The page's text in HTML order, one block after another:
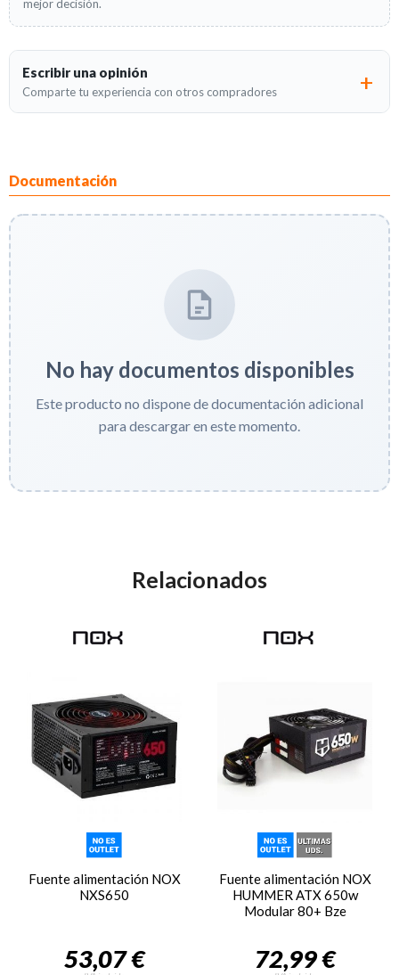
mejor decisión.
Escribir una opinión
Comparte tu experiencia con otros compradores
Documentación
No hay documentos disponibles
Este producto no dispone de documentación adicional
para descargar en este momento.
Relacionados
Fuente alimentación NOX
NXS650
53,07 €
Fuente alimentación NOX
HUMMER ATX 650w
Modular 80+ Bze
72,99 €